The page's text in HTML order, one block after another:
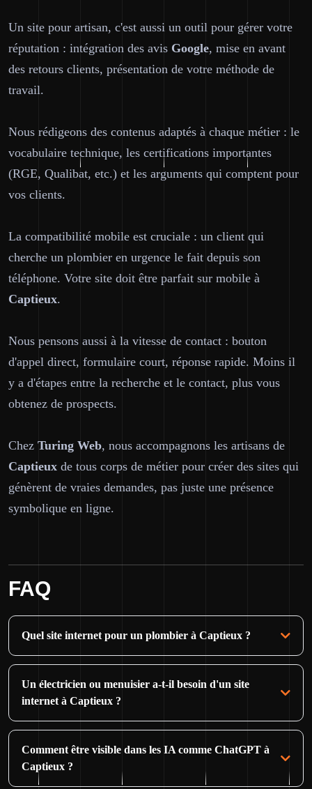
Un site pour artisan, c'est aussi un outil pour gérer votre
réputation : intégration des avis Google, mise en avant
des retours clients, présentation de votre méthode de
travail.
Nous rédigeons des contenus adaptés à chaque métier : le
vocabulaire technique, les certifications importantes
(RGE, Qualibat, etc.) et les arguments qui comptent pour
vos clients.
La compatibilité mobile est cruciale : un client qui
cherche un plombier en urgence le fait depuis son
téléphone. Votre site doit être parfait sur mobile à
Captieux.
Nous pensons aussi à la vitesse de contact : bouton
d'appel direct, formulaire court, réponse rapide. Moins il
y a d'étapes entre la recherche et le contact, plus vous
obtenez de prospects.
Chez Turing Web, nous accompagnons les artisans de
Captieux de tous corps de métier pour créer des sites qui
génèrent de vraies demandes, pas juste une présence
symbolique en ligne.
FAQ
Quel site internet pour un plombier à Captieux ?
Un électricien ou menuisier a-t-il besoin d'un site
internet à Captieux ?
Comment être visible dans les IA comme ChatGPT à
Captieux ?